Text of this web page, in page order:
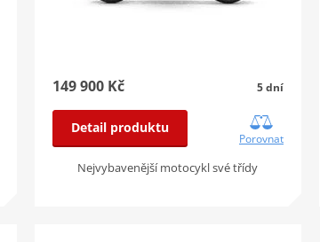
149 900 Kč 5 dní
Detail produktu
Porovnat
Nejvybavenější motocykl své třídy